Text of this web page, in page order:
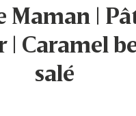
Maman |
| Caramel
salé